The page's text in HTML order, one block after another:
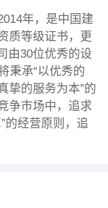
年，是中国建
质等级证书，更
由30位优秀的设
秉承“以优秀的
挚的服务为本”的
争市场中，追求
的经营原则，追